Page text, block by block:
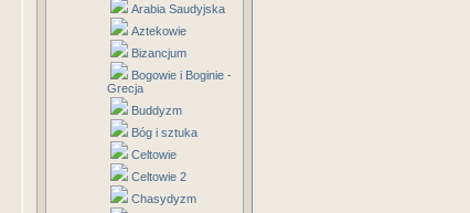
Arabia Saudyjska
Aztekowie
Bizancjum
Bogowie i Boginie -
Grecja
Buddyzm
Bóg i sztuka
Celtowie
Celtowie 2
Chasydyzm